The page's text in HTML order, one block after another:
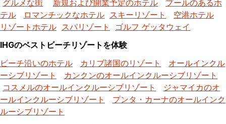
グルメな街
新規および開業予定のホテル
プールのあるホ
テル
ロマンチックなホテル スキーリゾート
空港ホテル
リゾートホテル スパリゾート
ゴルフ ゲッタウェイ
IHGのベストビーチリゾートを体験
ビーチ沿いのホテル
カリブ諸国のリゾート
オールインクル
ーシブリゾート
カンクンのオールインクルーシブリゾート
コスメルのオールインクルーシブリゾート
ジャマイカのオ
ールインクルーシブリゾート
プンタ・カーナのオールインク
ルーシブリゾート